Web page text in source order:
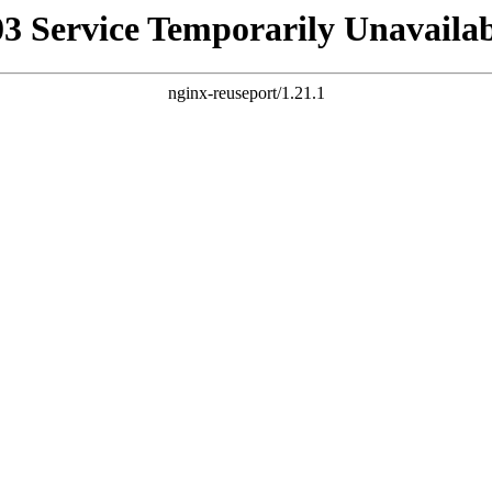
Service Temporarily
nginx-reuseport/1.21.1